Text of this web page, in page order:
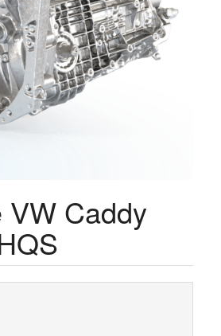
VW Caddy